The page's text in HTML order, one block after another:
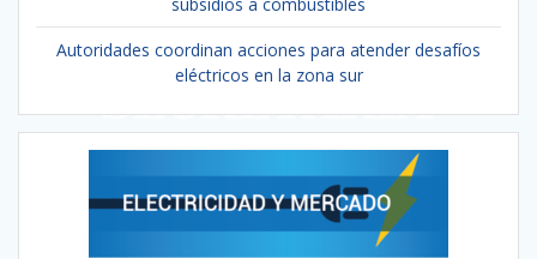
Autoridades coordinan acciones para atender desafíos
eléctricos en la zona sur